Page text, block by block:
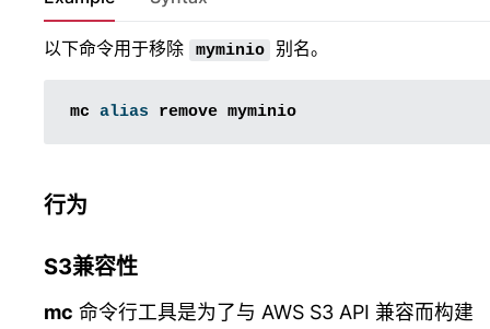
以下命令用于移除 myminio 别名。
mc alias remove
行为
S3兼容性
mc 命令行工具是为了与 AWS S3 API 兼容而构建